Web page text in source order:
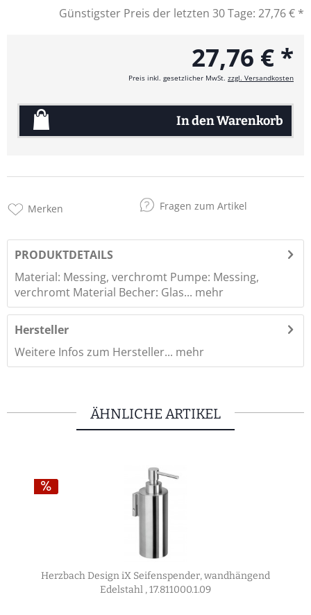
Günstigster Preis der letzten 30 Tage: 27,76 € *
27,76 € *
Preis inkl. gesetzlicher MwSt. zzgl. Versandkosten
In denWarenkorb
Merken Fragen zum Artikel
PRODUKTDETAILS
Material: Messing, verchromt Pumpe: Messing,
verchromt Material Becher: Glas... mehr
Hersteller
Weitere Infos zum Hersteller... mehr
ÄHNLICHE ARTIKEL
Herzbach Design iX Seifenspender, wandhängend
Edelstahl , 17.811000.1.09